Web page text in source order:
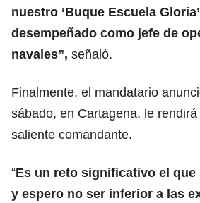
nuestro ‘Buque Escuela
desempeñado como jefe de
navales”, señaló.
Finalmente, el mandatario
sábado, en Cartagena, le
saliente comandante.
“Es un reto significativo el que
y espero no ser inferior a las